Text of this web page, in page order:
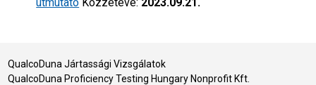
útmutató Közzétéve: 2023.09.21.
QualcoDuna Jártassági Vizsgálatok
QualcoDuna Proficiency Testing Hungary Nonprofit Kft.